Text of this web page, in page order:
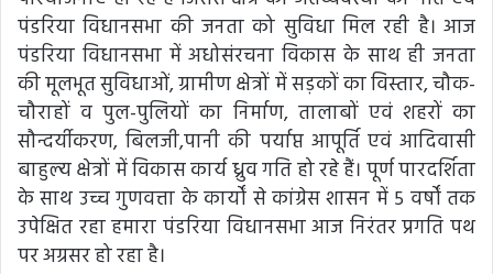
पंडरिया विधानसभा की जनता को सुविधा मिल रही है। आज
पंडरिया विधानसभा में अधोसंरचना विकास के साथ ही जनता
की मूलभूत सुविधाओं, ग्रामीण क्षेत्रों में सड़कों का विस्तार, चौक-
चौराहों व पुल-पुलियों का निर्माण, तालाबों एवं शहरों का
सौन्दर्यीकरण, बिलजी,पानी की पर्याप्त आपूर्ति एवं आदिवासी
बाहुल्य क्षेत्रों में विकास कार्य ध्रुव गति हो रहे हैं। पूर्ण पारदर्शिता
के साथ उच्च गुणवत्ता के कार्यों से कांग्रेस शासन में 5 वर्षों तक
उपेक्षित रहा हमारा पंडरिया विधानसभा आज निरंतर प्रगति पथ
पर अग्रसर हो रहा है।